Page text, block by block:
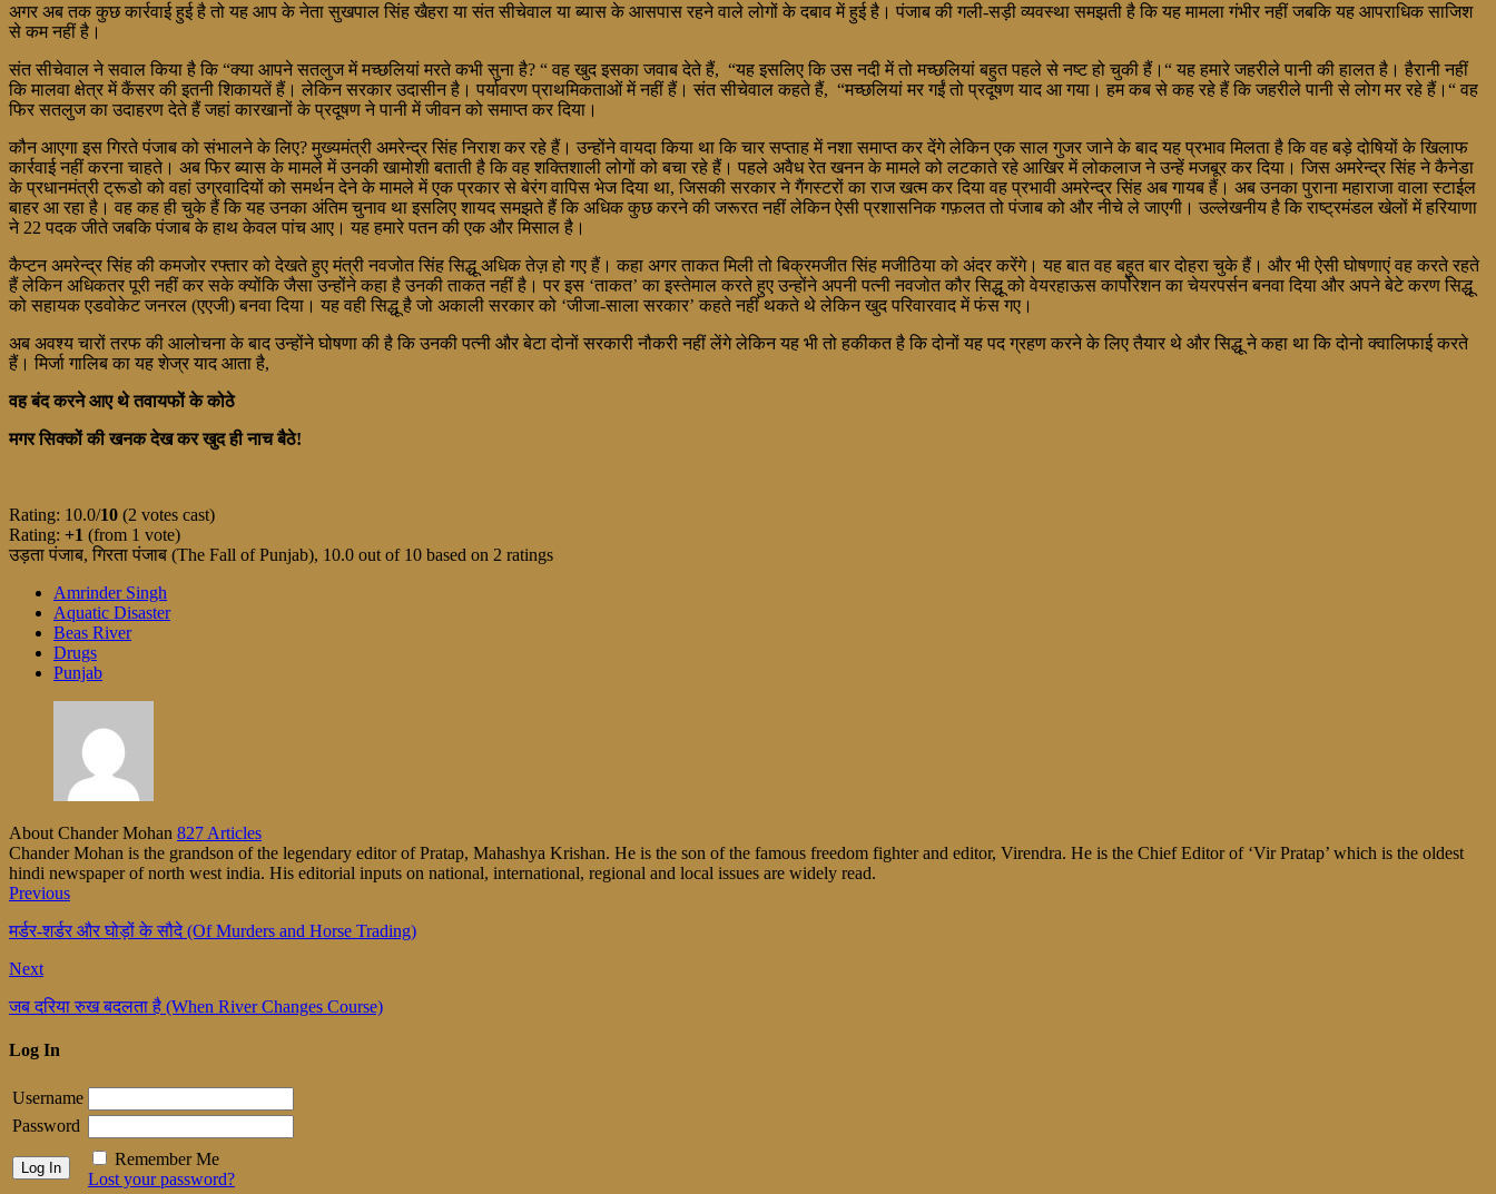
अगर अब तक कुछ कार्रवाई हुई है तो यह आप के नेता सुखपाल सिंह खैहरा या संत सीचेवाल या ब्यास के आसपास रहने वाले लोगों के दबाव में हुई है। पंजाब की गली-सड़ी व्यवस्था समझती है कि यह मामला गंभीर नहीं जबकि यह आपराधिक साजिश
से कम नहीं है।
संत सीचेवाल ने सवाल किया है कि “क्या आपने सतलुज में मच्छलियां मरते कभी सुना है? “ वह खुद इसका जवाब देते हैं, “यह इसलिए कि उस नदी में तो मच्छलियां बहुत पहले से नष्ट हो चुकी हैं।“ यह हमारे जहरीले पानी की हालत है। हैरानी नहीं
कि मालवा क्षेत्र में कैंसर की इतनी शिकायतें हैं। लेकिन सरकार उदासीन है। पर्यावरण प्राथमिकताओं में नहीं हैं। संत सीचेवाल कहते हैं, “मच्छलियां मर गईं तो प्रदूषण याद आ गया। हम कब से कह रहे हैं कि जहरीले पानी से लोग मर रहे हैं।“ वह
फिर सतलुज का उदाहरण देते हैं जहां कारखानों के प्रदूषण ने पानी में जीवन को समाप्त कर दिया।
कौन आएगा इस गिरते पंजाब को संभालने के लिए? मुख्यमंत्री अमरेन्द्र सिंह निराश कर रहे हैं। उन्होंने वायदा किया था कि चार सप्ताह में नशा समाप्त कर देंगे लेकिन एक साल गुजर जाने के बाद यह प्रभाव मिलता है कि वह बड़े दोषियों के खिलाफ
कार्रवाई नहीं करना चाहते। अब फिर ब्यास के मामले में उनकी खामोशी बताती है कि वह शक्तिशाली लोगों को बचा रहे हैं। पहले अवैध रेत खनन के मामले को लटकाते रहे आखिर में लोकलाज ने उन्हें मजबूर कर दिया। जिस अमरेन्द्र सिंह ने कैनेडा
के प्रधानमंत्री ट्रूडो को वहां उग्रवादियों को समर्थन देने के मामले में एक प्रकार से बेरंग वापिस भेज दिया था, जिसकी सरकार ने गैंगस्टरों का राज खत्म कर दिया वह प्रभावी अमरेन्द्र सिंह अब गायब हैं। अब उनका पुराना महाराजा वाला स्टाईल
बाहर आ रहा है। वह कह ही चुके हैं कि यह उनका अंतिम चुनाव था इसलिए शायद समझते हैं कि अधिक कुछ करने की जरूरत नहीं लेकिन ऐसी प्रशासनिक गफ़लत तो पंजाब को और नीचे ले जाएगी। उल्लेखनीय है कि राष्ट्रमंडल खेलों में हरियाणा
ने 22 पदक जीते जबकि पंजाब के हाथ केवल पांच आए। यह हमारे पतन की एक और मिसाल है।
कैप्टन अमरेन्द्र सिंह की कमजोर रफ्तार को देखते हुए मंत्री नवजोत सिंह सिद्धू अधिक तेज़ हो गए हैं। कहा अगर ताकत मिली तो बिक्रमजीत सिंह मजीठिया को अंदर करेंगे। यह बात वह बहुत बार दोहरा चुके हैं। और भी ऐसी घोषणाएं वह करते रहते
हैं लेकिन अधिकतर पूरी नहीं कर सके क्योंकि जैसा उन्होंने कहा है उनकी ताकत नहीं है। पर इस ‘ताकत’ का इस्तेमाल करते हुए उन्होंने अपनी पत्नी नवजोत कौर सिद्धू को वेयरहाऊस कार्पोरेशन का चेयरपर्सन बनवा दिया और अपने बेटे करण सिद्धू
को सहायक एडवोकेट जनरल (एएजी) बनवा दिया। यह वही सिद्धू है जो अकाली सरकार को ‘जीजा-साला सरकार’ कहते नहीं थकते थे लेकिन खुद परिवारवाद में फंस गए।
अब अवश्य चारों तरफ की आलोचना के बाद उन्होंने घोषणा की है कि उनकी पत्नी और बेटा दोनों सरकारी नौकरी नहीं लेंगे लेकिन यह भी तो हकीकत है कि दोनों यह पद ग्रहण करने के लिए तैयार थे और सिद्धू ने कहा था कि दोनो क्वालिफाई करते
हैं। मिर्जा गालिब का यह शेज्र याद आता है,
वह बंद करने आए थे तवायफों के कोठे
मगर सिक्कों की खनक देख कर खुद ही नाच बैठे!
Rating: 10.0/10 (2 votes cast)
Rating: +1 (from 1 vote)
उड़ता पंजाब, गिरता पंजाब (The Fall of Punjab), 10.0 out of 10 based on 2 ratings
Amrinder Singh
Aquatic Disaster
Beas River
Drugs
Punjab
About Chander Mohan 827 Articles
Chander Mohan is the grandson of the legendary editor of Pratap, Mahashya Krishan. He is the son of the famous freedom fighter and editor, Virendra. He is the Chief Editor of ‘Vir Pratap’ which is the oldest
hindi newspaper of north west india. His editorial inputs on national, international, regional and local issues are widely read.
Previous
मर्डर-शर्डर और घोड़ों के सौदे (Of Murders and Horse Trading)
Next
जब दरिया रुख बदलता है (When River Changes Course)
Log In
Username
Password
Remember Me
Lost your password?